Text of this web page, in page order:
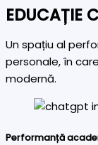
EDUCAȚIE
Un spațiu al
personale, în
modernă.
Performanță